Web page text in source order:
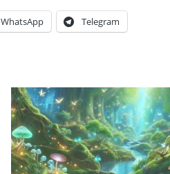
WhatsApp Telegram